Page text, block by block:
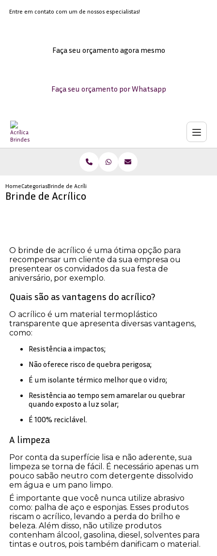
Entre em contato com um de nossos especialistas!
Faça seu orçamento agora mesmo
Faça seu orçamento por Whatsapp
HomeCategoriasBrinde de Acrílico
Brinde de Acrílico
O brinde de acrílico é uma ótima opção para
recompensar um cliente da sua empresa ou
presentear os convidados da sua festa de
aniversário, por exemplo.
Quais são as vantagens do acrílico?
O acrílico é um material termoplástico
transparente que apresenta diversas vantagens,
como:
Resistência a impactos;
Não oferece risco de quebra perigosa;
É um isolante térmico melhor que o vidro;
Resistência ao tempo sem amarelar ou quebrar
quando exposto a luz solar;
É 100% reciclável.
A limpeza
Por conta da superfície lisa e não aderente, sua
limpeza se torna de fácil. É necessário apenas um
pouco sabão neutro com detergente dissolvido
em água e um pano limpo.
É importante que você nunca utilize abrasivo
como: palha de aço e esponjas. Esses produtos
riscam o acrílico, levando a perda do brilho e
beleza. Além disso, não utilize produtos
contenham álcool, gasolina, diesel, solventes para
tintas e outros, pois também danificam o material.